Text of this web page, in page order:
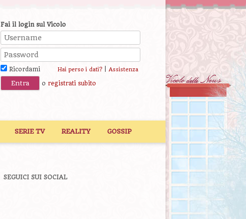
Fai il login sul Vicolo
Ricordami Hai perso i dati?| Assistenza
o registrati subito
SERIE TV REALITY GOSSIP
SEGUICI SUI SOCIAL